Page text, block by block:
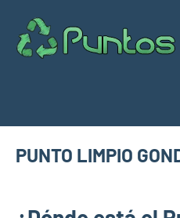
contenido
PUNTO LIMPIO
limpios en
28,